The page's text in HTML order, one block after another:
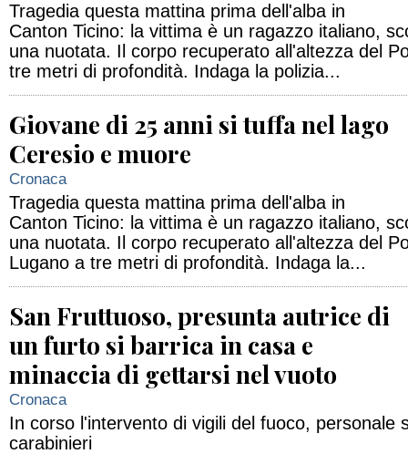
Tragedia questa mattina prima dell'alba in
Canton Ticino: la vittima è un ragazzo italiano,
una nuotata. Il corpo recuperato all'altezza del
tre metri di profondità. Indaga la polizia...
Giovane di 25 anni si tuffa nel lago
Ceresio e muore
Cronaca
Tragedia questa mattina prima dell'alba in
Canton Ticino: la vittima è un ragazzo italiano,
una nuotata. Il corpo recuperato all'altezza del
Lugano a tre metri di profondità. Indaga la...
San Fruttuoso, presunta autrice di
un furto si barrica in casa e
minaccia di gettarsi nel vuoto
Cronaca
In corso l'intervento di vigili del fuoco, personale
carabinieri